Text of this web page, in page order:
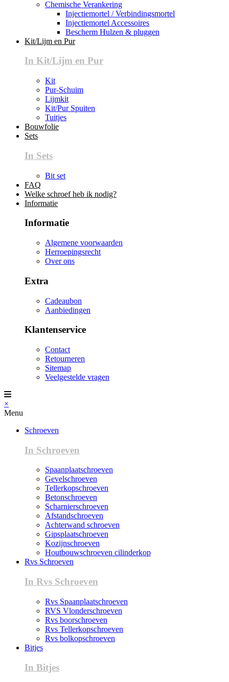
Chemische Verankering
Injectiemortel / Verbindingsmortel
Injectiemortel Accessoires
Bescherm Hulzen & pluggen
Kit/Lijm en Pur
In Kit/Lijm en Pur
Kit
Pur-Schuim
Lijmkit
Kit/Pur Spuiten
Tuitjes
Bouwfolie
Sets
In Sets
Bit set
FAQ
Welke schroef heb ik nodig?
Informatie
Informatie
Algemene voorwaarden
Herroepingsrecht
Over ons
Extra
Cadeaubon
Aanbiedingen
Klantenservice
Contact
Retourneren
Sitemap
Veelgestelde vragen
×
Menu
Schroeven
In Schroeven
Spaanplaatschroeven
Gevelschroeven
Tellerkopschroeven
Betonschroeven
Scharnierschroeven
Afstandschroeven
Achterwand schroeven
Gipsplaatschroeven
Kozijnschroeven
Houtbouwschroeven cilinderkop
Rvs Schroeven
In Rvs Schroeven
Rvs Spaanplaatschroeven
RVS Vlonderschroeven
Rvs boorschroeven
Rvs Tellerkopschroeven
Rvs bolkopschroeven
Bitjes
In Bitjes